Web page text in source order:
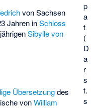
p
a
t
(
D
a
r
s
t.
s
von Sachsen
Jahren inSchloss
Sibylle von
Übersetzungdes
vonWilliam